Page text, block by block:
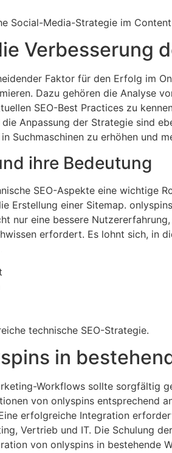
Social-Media-Strategie im
Verbesserung
Faktor für den Erfolg im
Dazu gehören die Analyse
SEO-Best Practices zu
Anpassung der Strategie sind
Suchmaschinen zu erhöhen und
ihre Bedeutung
SEO-Aspekte eine wichtige
Erstellung einer Sitemap.
nur eine bessere
erfordert. Es lohnt sich, in
technische SEO-Strategie.
in
Workflows sollte sorgfältig
von onlyspins entsprechend
erfolgreiche Integration
Vertrieb und IT. Die Schulung
von onlyspins in bestehende